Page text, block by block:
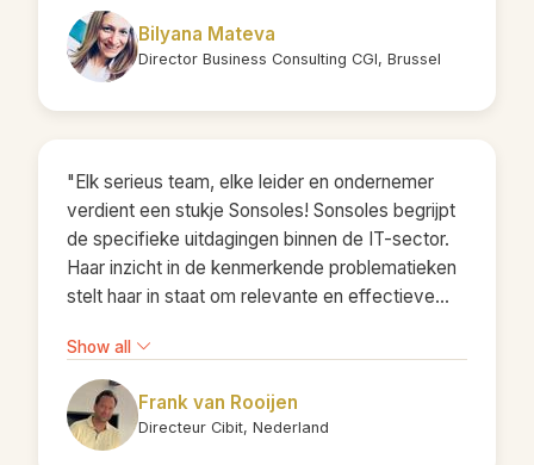
an open, interactive, and insightful learning
environment made the content both relevant and
impactful for all participants. After the session,
A truly valuable and inspiring experience!"
Bilyana Mateva
Director Business Consulting CGI, Brussel
"Elk serieus team, elke leider en ondernemer
verdient een stukje Sonsoles! Sonsoles begrijpt
de specifieke uitdagingen binnen de IT-sector.
Haar inzicht in de kenmerkende problematieken
stelt haar in staat om relevante en effectieve
enthousiasme en expertise een aantal nieuwe
trainingen voor ons ontwikkeld, waaronder:
Leidinggeven aan een Team Samenwerken in
een Team Team en Stakeholders Sonsoles is
Show all
Frank van Rooijen
Directeur Cibit, Nederland